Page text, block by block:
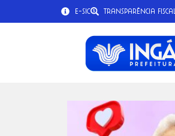
e-SIC Transparência Fiscal